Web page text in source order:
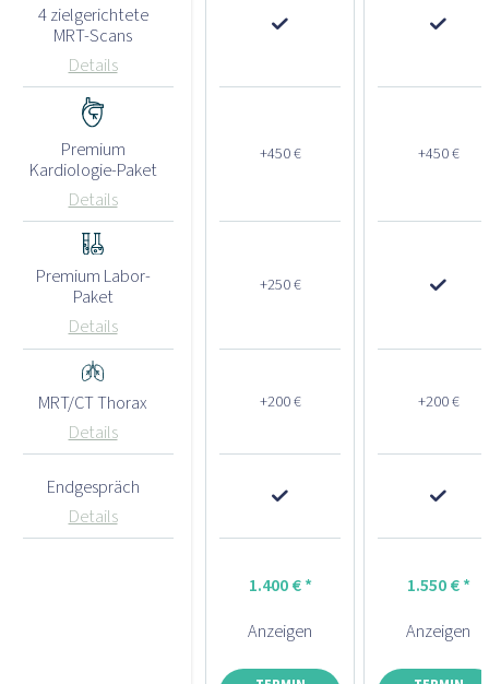
4 zielgerichtete
MRT-Scans
Details
Premium
Kardiologie-Paket
Details
Premium Labor-
Paket
Details
MRT/CT Thorax
Details
Endgespräch
Details
+450 €
+250 €
+200 €
1.400 € *
Anzeigen
+450 €
+200 €
1.550 € *
Anzeigen